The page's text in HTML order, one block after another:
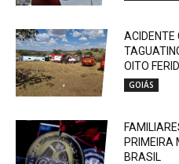
ACIDENTE
OITO
GOIÁS
PRIMEIRA
BRASIL